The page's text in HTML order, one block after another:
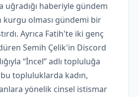
uğradığı haberiyle gündem
kurgu olması gündemi bir
Ayrıca Fatih'te iki genç
Semih Çelik'in Discord
“İncel” adlı topluluğa
bu topluluklarda kadın,
yönelik cinsel istismar